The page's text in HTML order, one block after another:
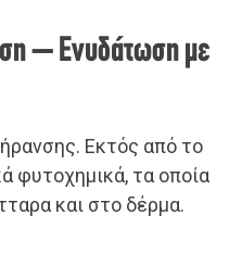
– Ενυδάτωση με
Εκτός από το
φυτοχημικά, τα οποία
και στο δέρμα.